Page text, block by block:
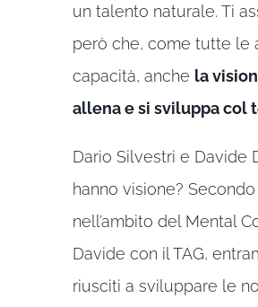
un talento naturale. Ti
però che, come tutte le
capacità, anche la
allena e si sviluppa col
Dario Silvestri e Davide
hanno visione? Secondo
nell’ambito del Mental
Davide con il TAG,
riusciti a sviluppare le